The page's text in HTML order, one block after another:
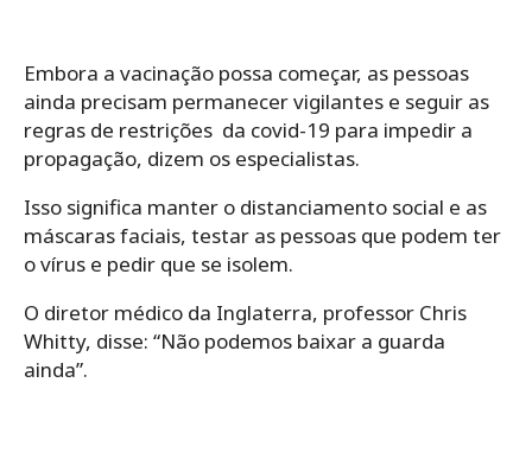
Embora a vacinação possa começar, as pessoas
ainda precisam permanecer vigilantes e seguir as
regras de restrições da covid-19 para impedir a
propagação, dizem os especialistas.
Isso significa manter o distanciamento social e as
máscaras faciais, testar as pessoas que podem ter
o vírus e pedir que se isolem.
O diretor médico da Inglaterra, professor Chris
Whitty, disse: “Não podemos baixar a guarda
ainda”.